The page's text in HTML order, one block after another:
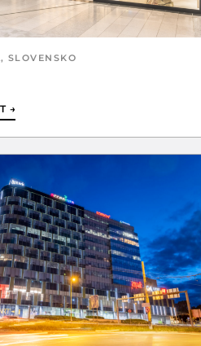
SLOVENSKO
→